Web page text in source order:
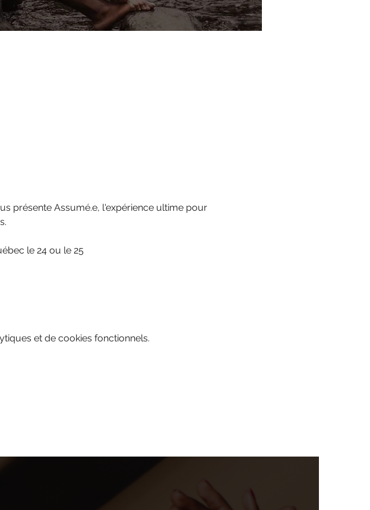
présente Assumé.e, l'expérience ultime pour
le 24 ou le 25
et de cookies fonctionnels.